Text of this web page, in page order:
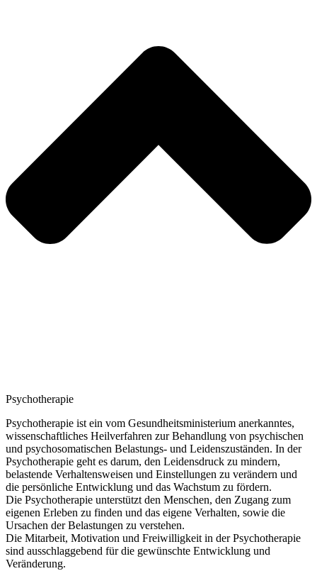
Psychotherapie
Psychotherapie ist ein vom Gesundheitsministerium anerkanntes,
wissenschaftliches Heilverfahren zur Behandlung von psychischen
und psychosomatischen Belastungs- und Leidenszuständen. In der
Psychotherapie geht es darum, den Leidensdruck zu mindern,
belastende Verhaltensweisen und Einstellungen zu verändern und
die persönliche Entwicklung und das Wachstum zu fördern.
Die Psychotherapie unterstützt den Menschen, den Zugang zum
eigenen Erleben zu finden und das eigene Verhalten, sowie die
Ursachen der Belastungen zu verstehen.
Die Mitarbeit, Motivation und Freiwilligkeit in der Psychotherapie
sind ausschlaggebend für die gewünschte Entwicklung und
Veränderung.